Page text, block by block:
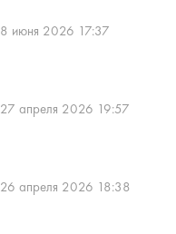
8 июня 2026 17:37
27 апреля 2026 19:57
26 апреля 2026 18:38